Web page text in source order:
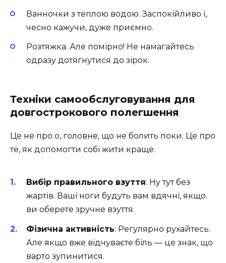
Ванночки з теплою водою. Заспокійливо і,
чесно кажучи, дуже приємно.
Розтяжка. Але помірно! Не намагайтесь
одразу дотягнутися до зірок.
Техніки самообслуговування для
довгострокового полегшення
Це не про о, головне, що не болить поки. Це про
те, як допомогти собі жити краще.
Вибір правильного взуття: Ну тут без
жартів. Ваші ноги будуть вам вдячні, якщо
ви оберете зручне взуття.
Фізична активність: Регулярно рухайтесь.
Але якщо вже відчуваєте біль — це знак, що
варто зупинитися.